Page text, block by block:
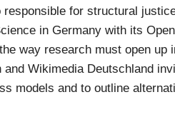
for structural
in Germany with its
way research must open up
Wikimedia Deutschland
models and to outline